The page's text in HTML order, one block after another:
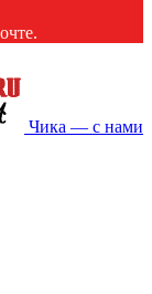
Чика — с нами